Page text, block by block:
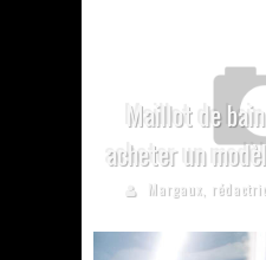
Maillot de
acheter un
Margaux,